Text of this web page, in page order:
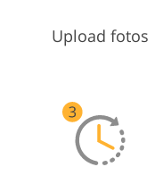
Upload fotos